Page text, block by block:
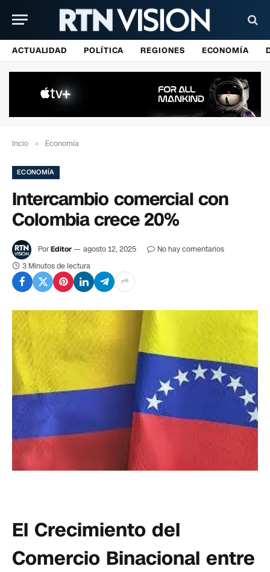
ACTUALIDAD POLÍTICA REGIONES ECONOMÍA
Incio » Economía
ECONOMÍA
Intercambio comercial con
Colombia crece 20%
PorEditor agosto 12, 2025
No hay comentarios
3 Minutos de lectura
El Crecimiento del
Comercio Binacional entre